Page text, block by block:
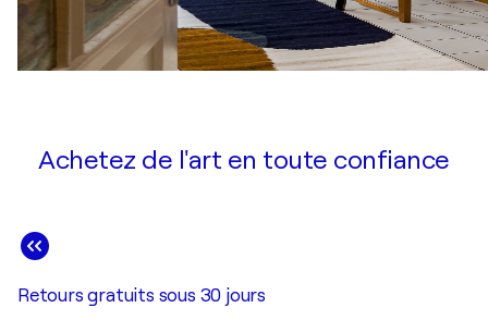
Achetez de l'art en toute confiance
Retours gratuits sous 30 jours